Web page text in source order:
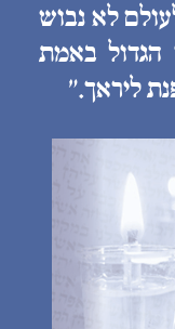
לא נבוש
הגדול באמת
ליראך.״